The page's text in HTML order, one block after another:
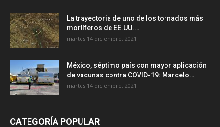
La trayectoria de uno de los tornados más
mortíferos de EE.UU....
martes 14 diciembre, 2021
México, séptimo país con mayor aplicación
de vacunas contra COVID-19: Marcelo...
martes 14 diciembre, 2021
CATEGORÍA POPULAR